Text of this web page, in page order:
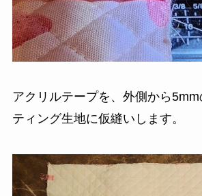
アクリルテープを、外側から
ティング生地に仮縫いします。